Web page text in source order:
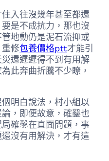
入往沒幾年甚至都還
是不成抗力，那也沒
地動仍是泥石流抑或
重修包養價格ptt才能引
還遲遲得不到有用解
此奔曲折騰不少瞭，
明白說法，村小組以
，即便故意，確鑿也
確鑿在直面問題，事
沒有用解決，才有這